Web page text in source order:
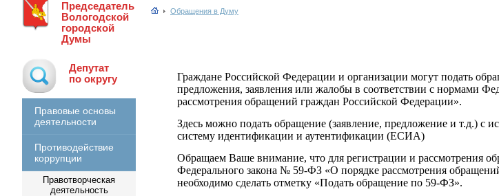
Председатель
Вологодской
городской
Думы
Депутат
по округу
Правовые основы
деятельности
Противодействие
коррупции
Правотворческая
деятельность
Обращения в Думу
Граждане Российской Федерации и организации могут подать
предложения, заявления или жалобы в соответствии с нормами
рассмотрения обращений граждан Российской Федерации».
Здесь можно подать обращение (заявление, предложение и т.д.) с
систему идентификации и аутентификации (ЕСИА)
Обращаем Ваше внимание, что для регистрации и рассмотрения
Федерального закона № 59-ФЗ «О порядке рассмотрения
необходимо сделать отметку «Подать обращение по 59-ФЗ».